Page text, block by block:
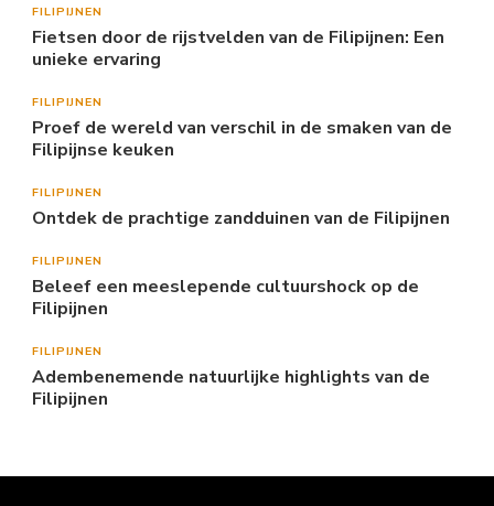
FILIPIJNEN
Fietsen door de rijstvelden van de Filipijnen: Een
unieke ervaring
FILIPIJNEN
Proef de wereld van verschil in de smaken van de
Filipijnse keuken
FILIPIJNEN
Ontdek de prachtige zandduinen van de Filipijnen
FILIPIJNEN
Beleef een meeslepende cultuurshock op de
Filipijnen
FILIPIJNEN
Adembenemende natuurlijke highlights van de
Filipijnen